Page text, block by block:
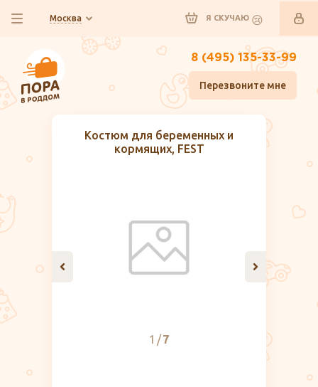
Москва Я СКУЧАЮ
8 (495) 135-33-99
Перезвоните мне
Костюм для беременных и
кормящих, FEST
1 7